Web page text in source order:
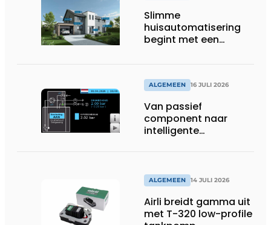
Slimme
huisautomatisering
begint met een
ALGEMEEN 16 JULI 2026
Van passief
component naar
intelligente
systemen
ALGEMEEN 14 JULI 2026
Airli breidt gamma uit
met T-320 low-profile